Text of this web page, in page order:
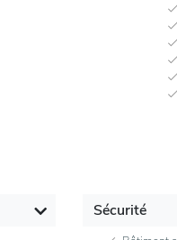
Sécurité